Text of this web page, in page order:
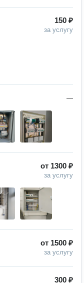
150 ₽
за услугу
—
от 1300 ₽
за услугу
от 1500 ₽
за услугу
300 ₽